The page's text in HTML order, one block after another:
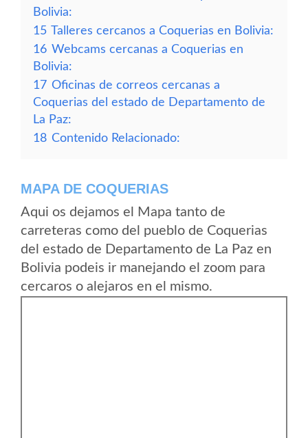
Bolivia:
15 Talleres cercanos a Coquerias en Bolivia:
16 Webcams cercanas a Coquerias en
Bolivia:
17 Oficinas de correos cercanas a
Coquerias del estado de Departamento de
La Paz:
18 Contenido Relacionado:
MAPA DE COQUERIAS
Aqui os dejamos el Mapa tanto de
carreteras como del pueblo de Coquerias
del estado de Departamento de La Paz en
Bolivia podeis ir manejando el zoom para
cercaros o alejaros en el mismo.